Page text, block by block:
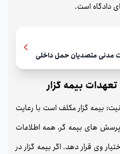
دادگاه است.
مدنی متصدیان حمل داخلی
بیمه گزار
نیت: بیمه گزار مکلف است با رعایت
های بیمه گر، همه اطلاعات
وی قرار دهد. اگر بیمه گزار در